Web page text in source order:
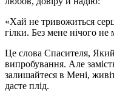
«Хай не тривожиться
гілки. Без мене нічого
Це слова Спасителя,
випробування. Але
залишайтеся в Мені,
дасте плід.